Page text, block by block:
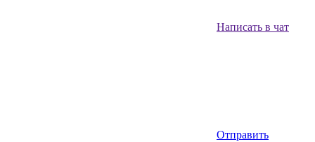
Написать в чат
Отправить